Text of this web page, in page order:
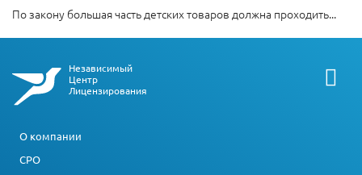
По закону большая часть детских товаров должна проходить...
Независимый
Центр
Лицензирования
О компании
СРО